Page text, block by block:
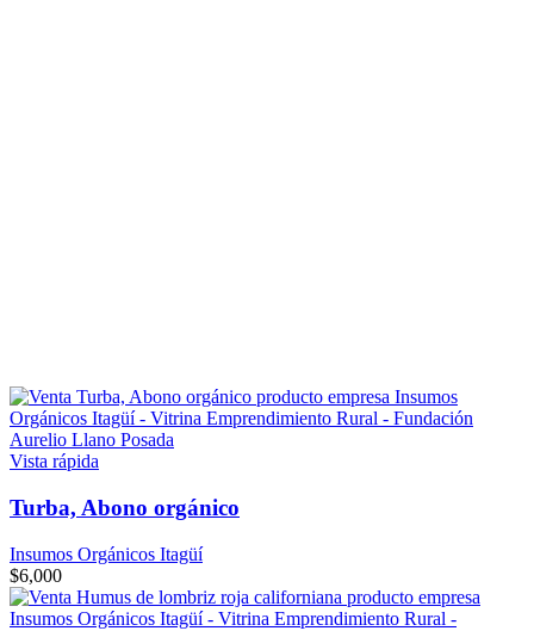
Vista rápida
Turba, Abono orgánico
Insumos Orgánicos Itagüí
$6,000